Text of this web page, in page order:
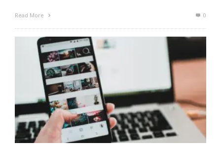
Read More 0